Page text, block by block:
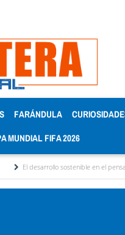
FARÁNDULA
MUNDIAL FIFA 2026
sostenible en el pensamiento de